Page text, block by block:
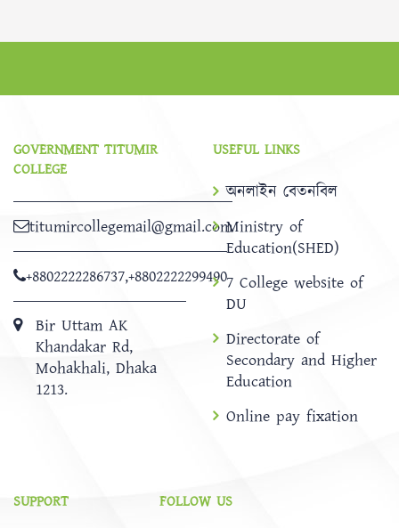
GOVERNMENT TITUMIR
COLLEGE
titumircollegemail@gmail.com
+8802222286737,+8802222299490
Bir Uttam AK
Khandakar Rd,
Mohakhali, Dhaka
1213.
USEFUL LINKS
অনলাইন বেতনবিল
Ministry of
Education(SHED)
7 College website of
DU
Directorate of
Secondary and Higher
Education
Online pay fixation
SUPPORT FOLLOW US